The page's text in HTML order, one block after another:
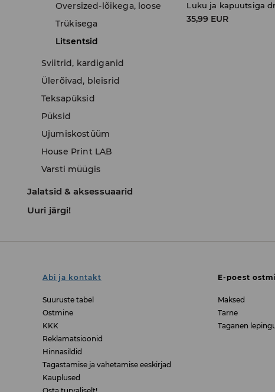
Oversized-lõikega, loose
Trükisega
Litsentsid
Sviitrid, kardiganid
Ülerõivad, bleisrid
Teksapüksid
Püksid
Ujumiskostüüm
House Print LAB
Varsti müügis
Jalatsid & aksessuaarid
Uuri järgi!
35,99 EUR
Abi ja kontakt
Suuruste tabel
Ostmine
KKK
Reklamatsioonid
Hinnasildid
Tagastamise ja vahetamise eeskirjad
Kauplused
E-poest
Maksed
Tarne
Taganen